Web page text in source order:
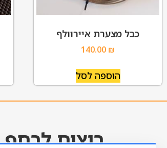
כבל מצערת איירוולף
140.00 ₪
הוספה לסל
רוצים